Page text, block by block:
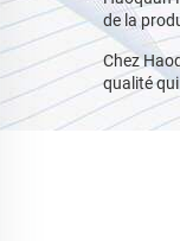
de la
Chez
qualité